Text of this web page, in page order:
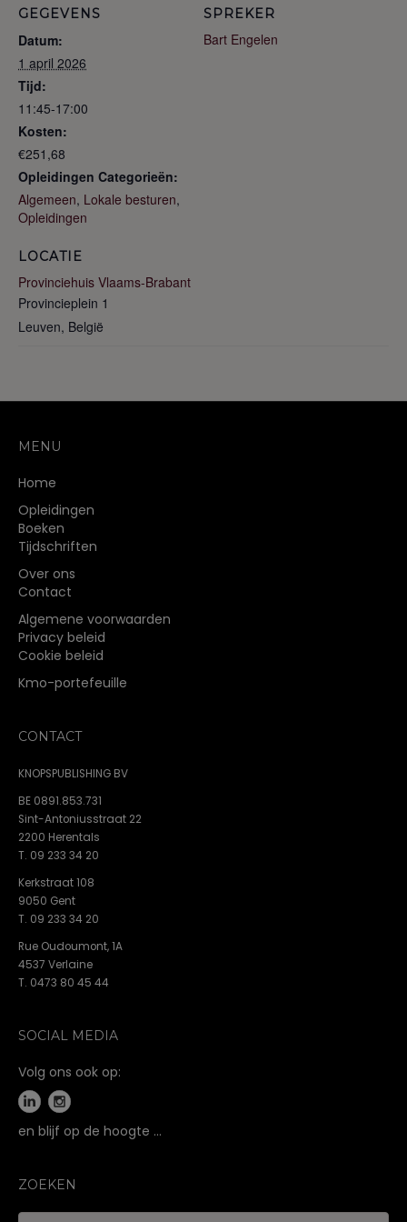
GEGEVENS
Datum:
1 april 2026
Tijd:
11:45-17:00
Kosten:
€251,68
Opleidingen Categorieën:
Algemeen, Lokale besturen,
Opleidingen
LOCATIE
Provinciehuis Vlaams-Brabant
Provincieplein 1
Leuven, België
SPREKER
Bart Engelen
MENU
Home
Opleidingen
Boeken
Tijdschriften
Over ons
Contact
Algemene voorwaarden
Privacy beleid
Cookie beleid
Kmo-portefeuille
CONTACT
KNOPSPUBLISHING BV
BE 0891.853.731
Sint-Antoniusstraat 22
2200 Herentals
T. 09 233 34 20
Kerkstraat 108
9050 Gent
T. 09 233 34 20
Rue Oudoumont, 1A
4537 Verlaine
T. 0473 80 45 44
SOCIAL MEDIA
Volg ons ook op:
en blijf op de hoogte …
ZOEKEN